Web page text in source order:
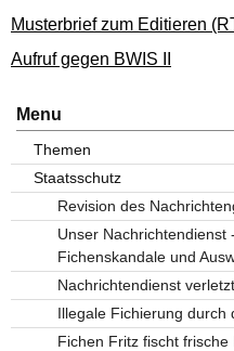
Musterbrief zum Editieren
Aufruf gegen BWIS II
Menu
Themen
Staatsschutz
Revision des
Unser Nachrichtendienst
Fichenskandale und
Nachrichtendienst
Illegale Fichierung durch
Fichen Fritz fischt frische